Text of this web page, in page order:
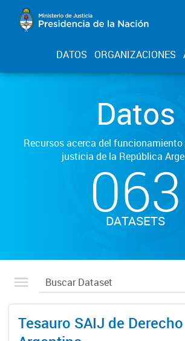
DATOS ORGANIZACIONES
Datos
Recursos acerca del
justicia de la República
063
DATASETS
Tesauro SAIJ de Derecho